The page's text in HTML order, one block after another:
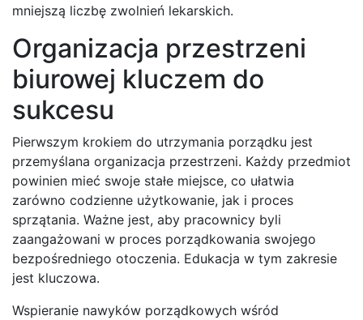
mniejszą liczbę zwolnień lekarskich.
Organizacja przestrzeni
biurowej kluczem do
sukcesu
Pierwszym krokiem do utrzymania porządku jest
przemyślana organizacja przestrzeni. Każdy przedmiot
powinien mieć swoje stałe miejsce, co ułatwia
zarówno codzienne użytkowanie, jak i proces
sprzątania. Ważne jest, aby pracownicy byli
zaangażowani w proces porządkowania swojego
bezpośredniego otoczenia. Edukacja w tym zakresie
jest kluczowa.
Wspieranie nawyków porządkowych wśród